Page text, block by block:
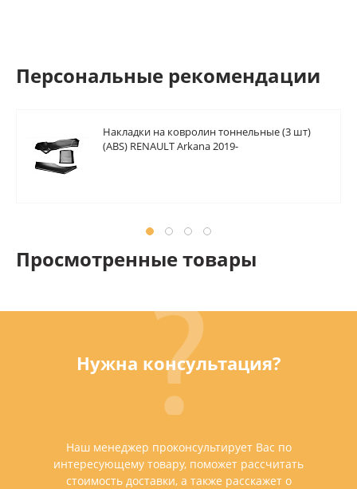
Персональные рекомендации
Накладки на ковролин тоннельные (3 шт)
(ABS) RENAULT Arkana 2019-
Просмотренные товары
Нужна консультация?
Наш менеджер проконсультирует Вас по
интересующему товару, поможет рассчитать
стоимость доставки, а также расскажет о